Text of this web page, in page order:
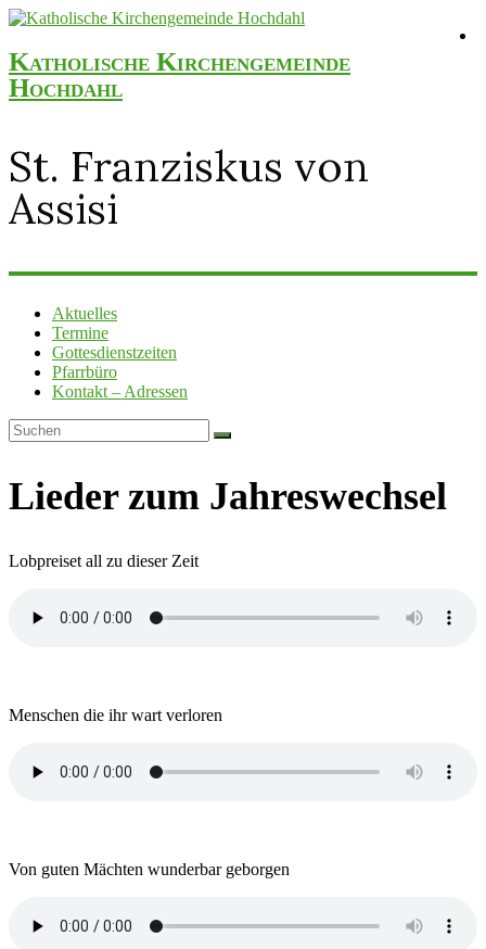
Katholische Kirchengemeinde
Hochdahl
St. Franziskus von
Assisi
Aktuelles
Termine
Gottesdienstzeiten
Pfarrbüro
Kontakt – Adressen
Lieder zum Jahreswechsel
Lobpreiset all zu dieser Zeit
Menschen die ihr wart verloren
Von guten Mächten wunderbar geborgen